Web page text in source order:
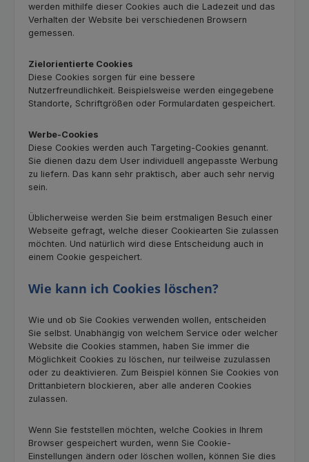
werden mithilfe dieser Cookies auch die Ladezeit und das
Verhalten der Website bei verschiedenen Browsern
gemessen.
Zielorientierte Cookies
Diese Cookies sorgen für eine bessere
Nutzerfreundlichkeit. Beispielsweise werden eingegebene
Standorte, Schriftgrößen oder Formulardaten gespeichert.
Werbe-Cookies
Diese Cookies werden auch Targeting-Cookies genannt.
Sie dienen dazu dem User individuell angepasste Werbung
zu liefern. Das kann sehr praktisch, aber auch sehr nervig
sein.
Üblicherweise werden Sie beim erstmaligen Besuch einer
Webseite gefragt, welche dieser Cookiearten Sie zulassen
möchten. Und natürlich wird diese Entscheidung auch in
einem Cookie gespeichert.
Wie kann ich Cookies löschen?
Wie und ob Sie Cookies verwenden wollen, entscheiden
Sie selbst. Unabhängig von welchem Service oder welcher
Website die Cookies stammen, haben Sie immer die
Möglichkeit Cookies zu löschen, nur teilweise zuzulassen
oder zu deaktivieren. Zum Beispiel können Sie Cookies von
Drittanbietern blockieren, aber alle anderen Cookies
zulassen.
Wenn Sie feststellen möchten, welche Cookies in Ihrem
Browser gespeichert wurden, wenn Sie Cookie-
Einstellungen ändern oder löschen wollen, können Sie dies